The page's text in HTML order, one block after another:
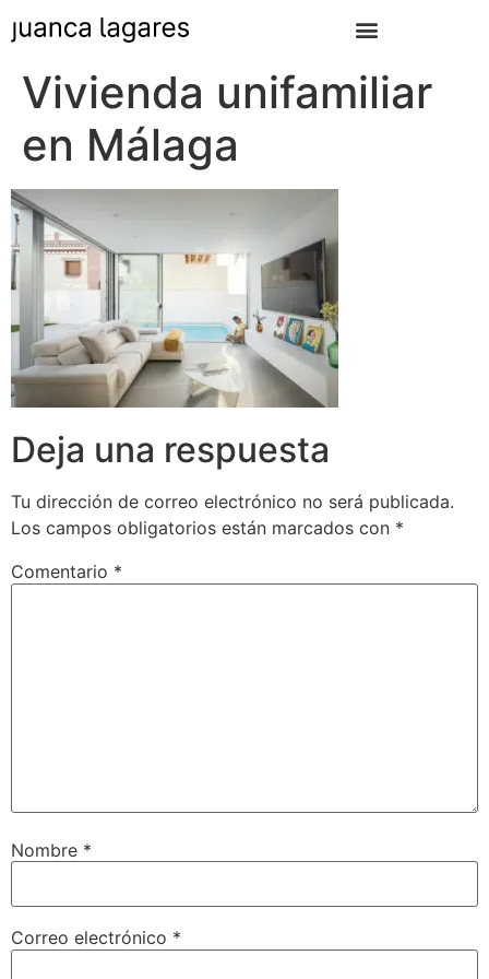
Vivienda unifamiliar
en Málaga
Deja una respuesta
Tu dirección de correo electrónico no será publicada.
Los campos obligatorios están marcados con *
Comentario *
Nombre *
Correo electrónico *